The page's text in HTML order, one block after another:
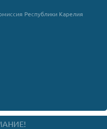
Республики Карелия